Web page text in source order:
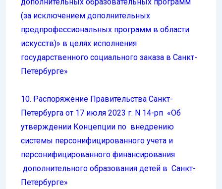
(за исключением дополнительных
предпрофессиональных программ в области
искусств)» в целях исполнения
государственного социального заказа в Санкт-
Петербурге»
10. Распоряжение Правительства Санкт-
Петербурга от 17 июля 2023 г. N 14-рп «Об
утверждении Концепции по внедрению
системы персонифицированного учета и
персонифицированного финансирования
дополнительного образования детей в Санкт-
Петербурге»